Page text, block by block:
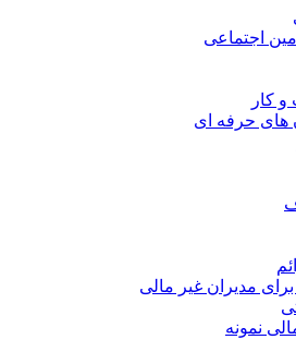
اجتماعی
کار
های حرفه ای
مدیران غیر مالی
نمونه